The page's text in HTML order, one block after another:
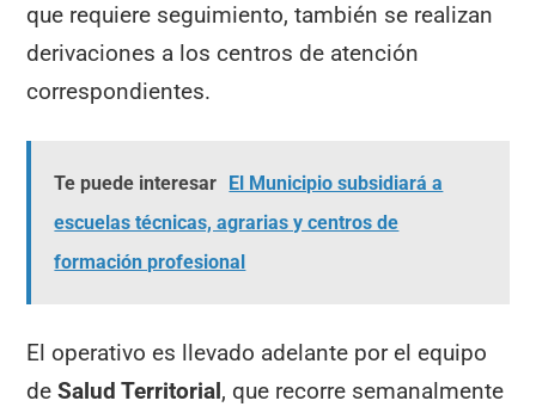
que requiere seguimiento, también se realizan
derivaciones a los centros de atención
correspondientes.
Te puede interesar El Municipio subsidiará a
escuelas técnicas, agrarias y centros de
formación profesional
El operativo es llevado adelante por el equipo
deSalud Territorial, que recorre semanalmente